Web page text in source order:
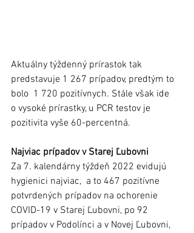
Aktuálny týždenný prírastok tak
predstavuje 1 267 prípadov, predtým to
bolo  1 720 pozitívnych. Stále však ide
o vysoké prírastky, u PCR testov je
pozitivita vyše 60-percentná.
Najviac prípadov v Starej Ľubovni
Za 7. kalendárny týždeň 2022 evidujú
hygienici najviac,  a to 467 pozitívne
potvrdených prípadov na ochorenie
COVID-19 v Starej Ľubovni, po 92
prípadov v Podolínci a v Novej Ľubovni,